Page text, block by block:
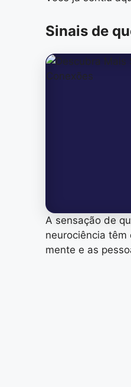
Sinais de
A sensação de
neurociência
mente e as